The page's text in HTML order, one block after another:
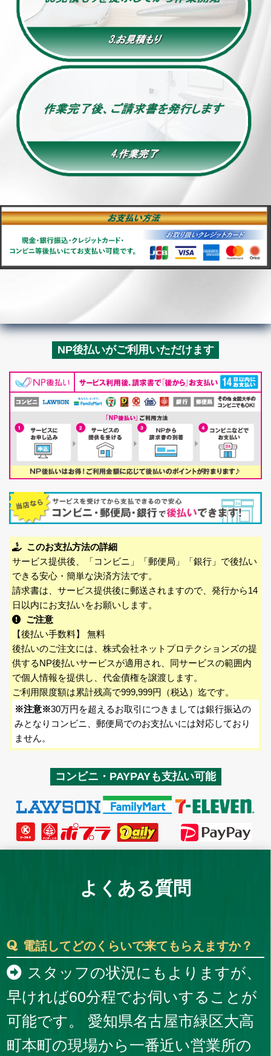
NP後払いがご利用いただけます
このお支払方法の詳細
サービス提供後、「コンビニ」「郵便局」「銀行」で後払い
できる安心・簡単な決済方法です。
請求書は、サービス提供後に郵送されますので、発行から14
日以内にお支払いをお願いします。
ご注意
【後払い手数料】 無料
後払いのご注文には、株式会社ネットプロテクションズの提
供するNP後払いサービスが適用され、同サービスの範囲内
で個人情報を提供し、代金債権を譲渡します。
ご利用限度額は累計残高で999,999円（税込）迄です。
※注意※30万円を超えるお取引につきましては銀行振込の
みとなりコンビニ、郵便局でのお支払いには対応しており
ません。
コンビニ・PAYPAYも支払い可能
よくある質問
電話してどのくらいで来てもらえますか？
スタッフの状況にもよりますが、
早ければ60分程でお伺いすることが
可能です。 愛知県名古屋市緑区大高
町本町の現場から一番近い営業所の